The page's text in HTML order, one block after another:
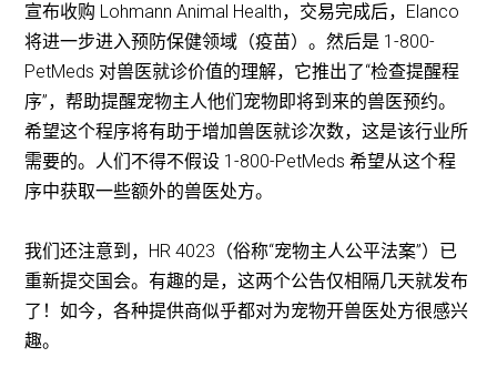
宣布收购 Lohmann Animal Health，交易完成后，Elanco
将进一步进入预防保健领域（疫苗）。然后是 1-800-
PetMeds 对兽医就诊价值的理解，它推出了“检查提醒程
序”，帮助提醒宠物主人他们宠物即将到来的兽医预约。
希望这个程序将有助于增加兽医就诊次数，这是该行业所
需要的。人们不得不假设 1-800-PetMeds 希望从这个程
序中获取一些额外的兽医处方。
我们还注意到，HR 4023（俗称“宠物主人公平法案”）已
重新提交国会。有趣的是，这两个公告仅相隔几天就发布
了！如今，各种提供商似乎都对为宠物开兽医处方很感兴
趣。